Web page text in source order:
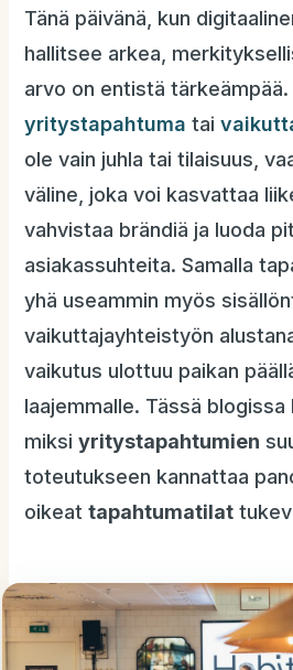
Tänä päivänä, kun
hallitsee arkea,
arvo on entistä
yritystapahtuma tai
ole vain juhla tai tilaisuus,
väline, joka voi kasvattaa
vahvistaa brändiä ja luoda
asiakassuhteita. Samalla
yhä useammin myös
vaikuttajayhteistyön
vaikutus ulottuu paikan
laajemmalle. Tässä blogissa
miksiyritystapahtumien
toteutukseen kannattaa
oikeattapahtumatilat